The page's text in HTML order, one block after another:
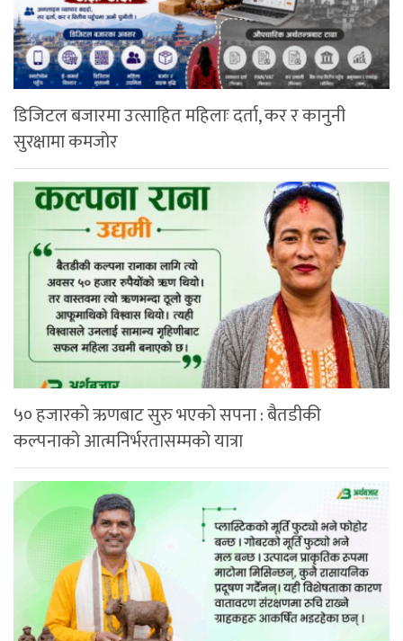
डिजिटल बजारमा उत्साहित महिलाः दर्ता, कर र कानुनी
सुरक्षामा कमजोर
५० हजारको ऋणबाट सुरु भएको सपना : बैतडीकी
कल्पनाको आत्मनिर्भरतासम्मको यात्रा